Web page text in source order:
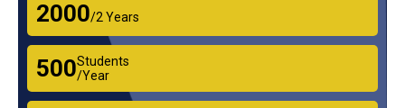
₹2000/2 Years
₹500Students
/Year